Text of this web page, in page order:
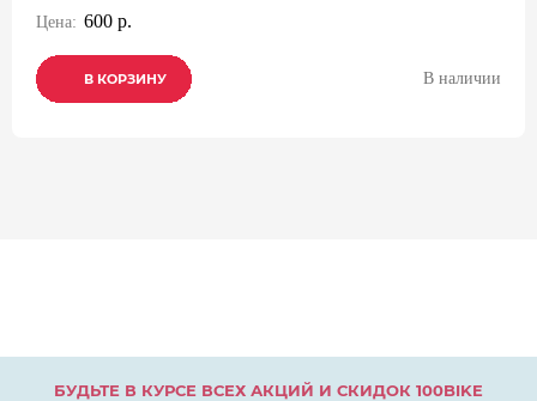
Цена: 600 р.
В КОРЗИНУ
В КОРЗИНУ
В КОРЗИНУ В наличии
БУДЬТЕ В КУРСЕ ВСЕХ АКЦИЙ И СКИДОК 100BIKE